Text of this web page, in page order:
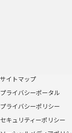
サイトマップ
プライバシーポータル
プライバシーポリシー
セキュリティーポリシー